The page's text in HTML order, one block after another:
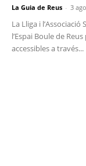
La Guia de Reus - 3
La Lliga i
l’Espai Boule de
accessibles a través...